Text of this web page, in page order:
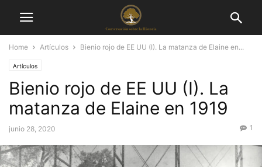
Home Artículos Bienio rojo de EE UU (I). La matanza de Elaine en...
Artículos
Bienio rojo de EE UU (I). La
matanza de Elaine en 1919
junio 28, 2020 1